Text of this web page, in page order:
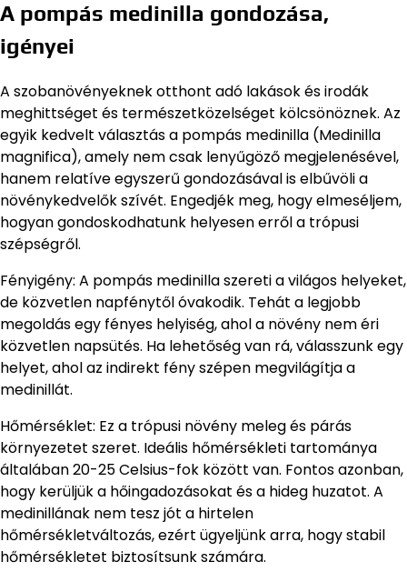
A pompás medinilla gondozása,
igényei
A szobanövényeknek otthont adó lakások és irodák
meghittséget és természetközelséget kölcsönöznek. Az
egyik kedvelt választás a pompás medinilla (Medinilla
magnifica), amely nem csak lenyűgöző megjelenésével,
hanem relatíve egyszerű gondozásával is elbűvöli a
növénykedvelők szívét. Engedjék meg, hogy elmeséljem,
hogyan gondoskodhatunk helyesen erről a trópusi
szépségről.
Fényigény: A pompás medinilla szereti a világos helyeket,
de közvetlen napfénytől óvakodik. Tehát a legjobb
megoldás egy fényes helyiség, ahol a növény nem éri
közvetlen napsütés. Ha lehetőség van rá, válasszunk egy
helyet, ahol az indirekt fény szépen megvilágítja a
medinillát.
Hőmérséklet: Ez a trópusi növény meleg és párás
környezetet szeret. Ideális hőmérsékleti tartománya
általában 20-25 Celsius-fok között van. Fontos azonban,
hogy kerüljük a hőingadozásokat és a hideg huzatot. A
medinillának nem tesz jót a hirtelen
hőmérsékletváltozás, ezért ügyeljünk arra, hogy stabil
hőmérsékletet biztosítsunk számára.